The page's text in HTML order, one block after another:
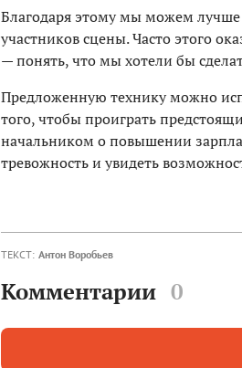
Благодаря этому мы можем лучше
участников сцены. Часто этого
— понять, что мы хотели бы
Предложенную технику можно
того, чтобы проиграть
начальником о повышении
тревожность и увидеть
ТЕКСТ: Антон Воробьев
Комментарии 0